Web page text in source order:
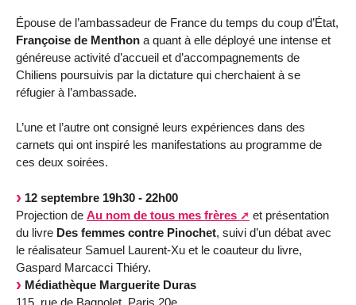
Épouse de l’ambassadeur de France du temps du coup d’État,
Françoise de Menthon a quant à elle déployé une intense et
généreuse activité d’accueil et d’accompagnements de
Chiliens poursuivis par la dictature qui cherchaient à se
réfugier à l’ambassade.
L’une et l’autre ont consigné leurs expériences dans des
carnets qui ont inspiré les manifestations au programme de
ces deux soirées.
12 septembre 19h30 - 22h00
Projection de Au nom de tous mes frères
et présentation
du livre Des femmes contre Pinochet, suivi d’un débat avec
le réalisateur Samuel Laurent-Xu et le coauteur du livre,
Gaspard Marcacci Thiéry.
Médiathèque Marguerite Duras